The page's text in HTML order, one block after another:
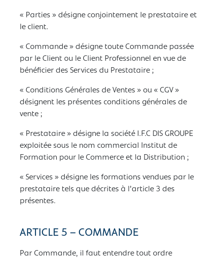
« Parties » désigne conjointement le prestataire et
le client.
« Commande » désigne toute Commande passée
par le Client ou le Client Professionnel en vue de
bénéficier des Services du Prestataire ;
« Conditions Générales de Ventes » ou « CGV »
désignent les présentes conditions générales de
vente ;
« Prestataire » désigne la société I.F.C DIS GROUPE
exploitée sous le nom commercial Institut de
Formation pour le Commerce et la Distribution ;
« Services » désigne les formations vendues par le
prestataire tels que décrites à l’article 3 des
présentes.
ARTICLE 5 – COMMANDE
Par Commande, il faut entendre tout ordre